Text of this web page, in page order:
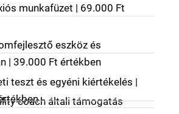
munkafüzet | 69.000 Ft
eszköz és
| 39.000 Ft értékben
teszt és egyéni kiértékelés |
coach általi támogatás